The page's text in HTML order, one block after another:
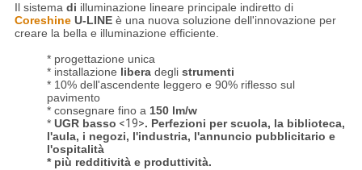
Il sistema di illuminazione lineare principale indiretto di
Coreshine U-LINE è una nuova soluzione dell'innovazione per
creare la bella e illuminazione efficiente.
* progettazione unica
* installazione libera degli strumenti
* 10% dell'ascendente leggero e 90% riflesso sul
pavimento
* consegnare fino a 150 lm/w
* UGR basso <19>. Perfezioni per scuola, la biblioteca,
l'aula, i negozi, l'industria, l'annuncio pubblicitario e
l'ospitalità
* più redditività e produttività.